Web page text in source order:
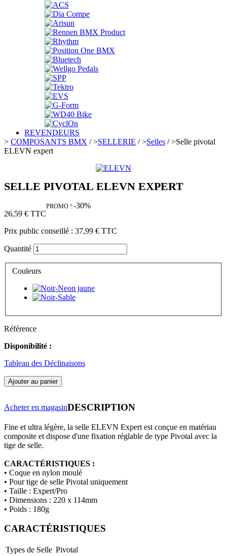
REVENDEURS
> COMPOSANTS BMX />SELLERIE />Selles />Selle pivotal
ELEVN expert
SELLE PIVOTAL ELEVN EXPERT
26,59 € TTC
PROMO ! -30%
Prix public conseillé : 37,99 € TTC
Quantité
Couleurs
Référence
Disponibilité :
Tableau des Déclinaisons
Ajouter au panier
Acheter en magasinDESCRIPTION
Fine et ultra légère, la selle ELEVN Expert est conçue en matériau
composite et dispose d'une fixation réglable de type Pivotal avec la
tige de selle.
CARACTÉRISTIQUES :
• Coque en nylon moulé
• Pour tige de selle Pivotal uniquement
• Taille : Expert/Pro
• Dimensions : 220 x 114mm
• Poids : 180g
CARACTÉRISTIQUES
Types de Selle Pivotal